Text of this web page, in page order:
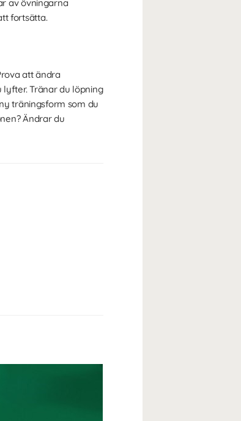
av övningarna
fortsätta.
att ändra
Tränar du löpning
träningsform som du
Ändrar du